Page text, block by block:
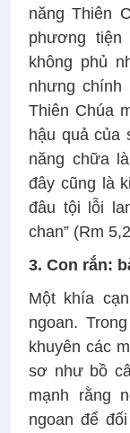
năng Thiên
phương tiện
không phủ
nhưng
Thiên Chúa
hậu quả của
năng chữa
đây cũng là
đâu tội lỗi
chan” (Rm
3. Con rắn:
Một khía
ngoan.
khuyên các
sơ như bồ
mạnh rằng
ngoan để